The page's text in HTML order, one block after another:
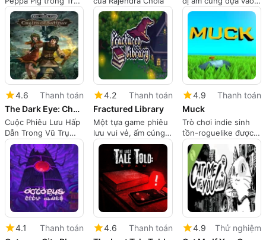
chơi Phiêu lưu này
tâm trạng, lựa chọn
tối
4.6
Thanh toán
The Dark Eye: Chains of Satinav
Cuộc Phiêu Lưu Hấp
Dẫn Trong Vũ Trụ
Mắt Tối
4.2
Thanh toán
Fractured Library
Một tựa game phiêu
lưu vui vẻ, ấm cúng
không có chiến đấu,
giới hạn thời gian và
độ khó tăng đột
ngột.
4.9
Thanh toán
Muck
Trò chơi indie sinh
tồn-roguelike được
xây dựng cho những
trận đấu ngắn, hỗn
loạn
4.1
Thanh toán
4.6
Thanh toán
4.9
Thử nghiệm